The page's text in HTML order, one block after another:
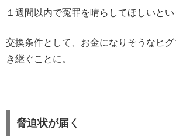
１週間以内で冤罪を晴らしてほしいと
交換条件として、お金になりそうなヒグ
き継ぐことに。
脅迫状が届く